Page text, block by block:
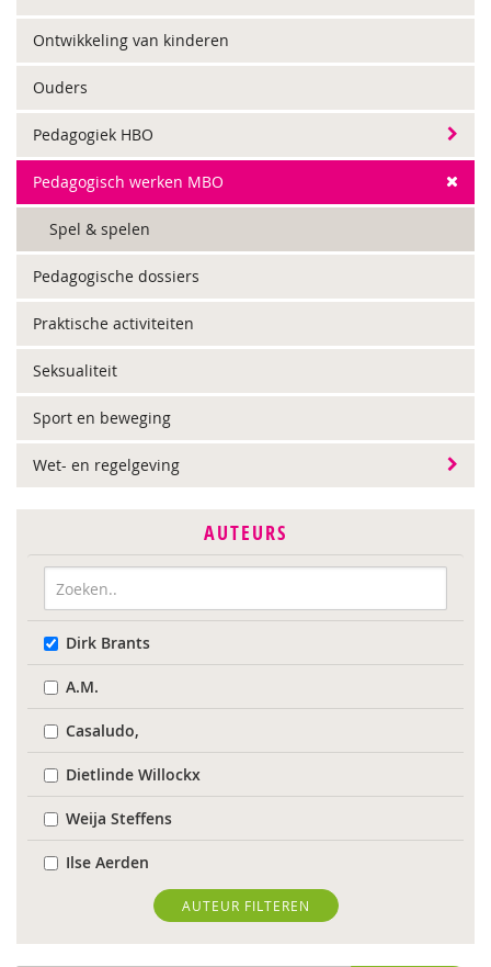
Ontwikkeling van kinderen
Ouders
Pedagogiek HBO
Pedagogisch werken MBO
Spel & spelen
Pedagogische dossiers
Praktische activiteiten
Seksualiteit
Sport en beweging
Wet- en regelgeving
AUTEURS
Dirk Brants
A.M.
Casaludo,
Dietlinde Willockx
Weija Steffens
Ilse Aerden
Pauline van Aken
Evelyn Akkermans
AUTEUR FILTEREN